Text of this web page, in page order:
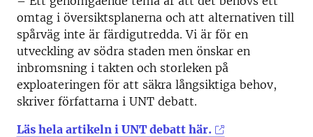
omtag i översiktsplanerna och att alternativen till
spårväg inte är färdigutredda. Vi är för en
utveckling av södra staden men önskar en
inbromsning i takten och storleken på
exploateringen för att säkra långsiktiga behov,
skriver författarna i UNT debatt.
Läs hela artikeln i UNT debatt här.